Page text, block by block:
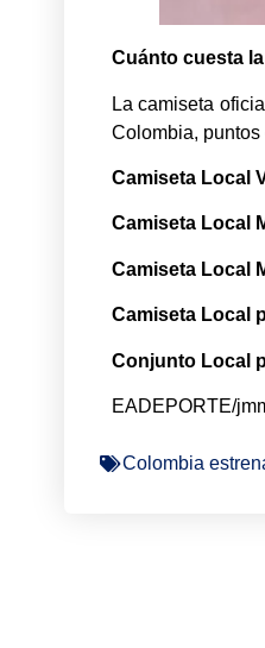
Cuánto cuesta
La camiseta
Colombia,
Camiseta Local
Camiseta Local
Camiseta Local
Camiseta Local
Conjunto Local
EADEPORTE/
Colombia